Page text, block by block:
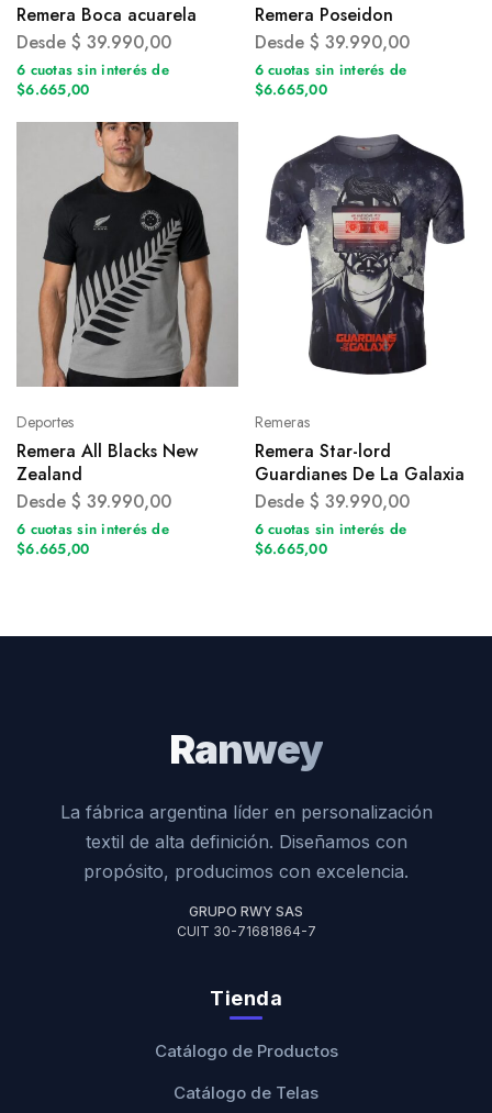
Remera Boca acuarela
Desde $ 39.990,00
6 cuotas sin interés de
$6.665,00
Remera Poseidon
Desde $ 39.990,00
6 cuotas sin interés de
$6.665,00
Deportes
Remera All Blacks New
Zealand
Desde $ 39.990,00
6 cuotas sin interés de
$6.665,00
Remeras
Remera Star-lord
Guardianes De La Galaxia
Desde $ 39.990,00
6 cuotas sin interés de
$6.665,00
Ranwey
La fábrica argentina líder en personalización
textil de alta definición. Diseñamos con
propósito, producimos con excelencia.
GRUPO RWY SAS
CUIT 30-71681864-7
Tienda
Catálogo de Productos
Catálogo de Telas